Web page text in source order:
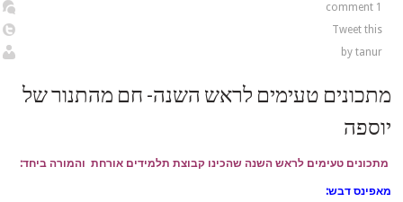
1 comment
Tweet this
by tanur
מתכונים טעימים לראש השנה- חם מהתנור של
יוספה
מתכונים טעימים לראש השנה שהכינו קבוצת תלמידים אורחת והמורה ביחד:
מאפינס דבש: